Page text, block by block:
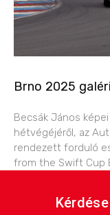
Brno 2025
Becsák János
hétvégéjéről, az
rendezett forduló
from the Swift Cup